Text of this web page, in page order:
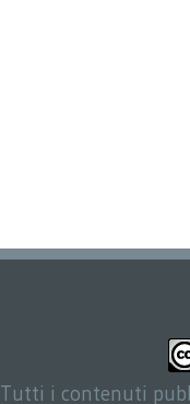
Tutti i contenuti